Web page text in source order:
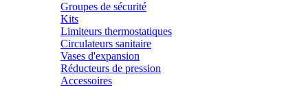
Groupes de sécurité
Kits
Limiteurs thermostatiques
Circulateurs sanitaire
Vases d'expansion
Réducteurs de pression
Accessoires